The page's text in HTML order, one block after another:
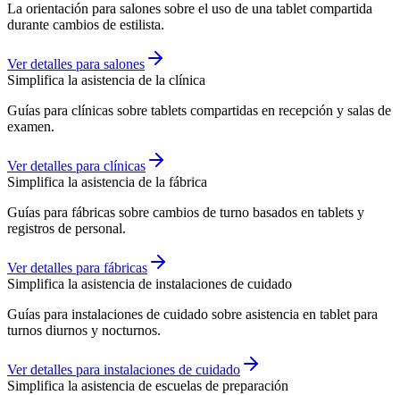
La orientación para salones sobre el uso de una tablet compartida
durante cambios de estilista.
Ver detalles para salones
Simplifica la asistencia de la clínica
Guías para clínicas sobre tablets compartidas en recepción y salas de
examen.
Ver detalles para clínicas
Simplifica la asistencia de la fábrica
Guías para fábricas sobre cambios de turno basados en tablets y
registros de personal.
Ver detalles para fábricas
Simplifica la asistencia de instalaciones de cuidado
Guías para instalaciones de cuidado sobre asistencia en tablet para
turnos diurnos y nocturnos.
Ver detalles para instalaciones de cuidado
Simplifica la asistencia de escuelas de preparación